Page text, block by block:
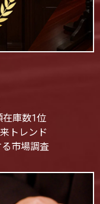
在庫数1位
トレンド
市場調査